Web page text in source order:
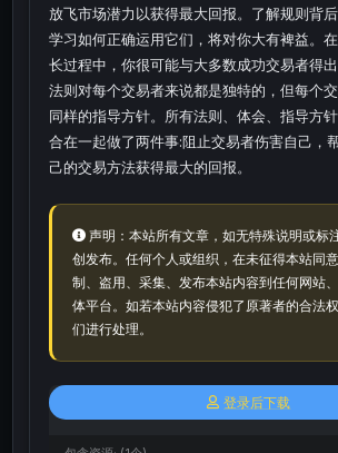
放飞市场潜力以获得最大回报。了解规则背
学习如何正确运用它们，将对你大有裨益。
长过程中，你很可能与大多数成功交易者得
法则对每个交易者来说都是独特的，但每个
同样的指导方针。所有法则、体会、指导方
合在一起做了两件事:阻止交易者伤害自己，
己的交易方法获得最大的回报。
声明：本站所有文章，如无特殊说明或标
创发布。任何个人或组织，在未征得本站同
制、盗用、采集、发布本站内容到任何网站
体平台。如若本站内容侵犯了原著者的合法
们进行处理。
登录后下载